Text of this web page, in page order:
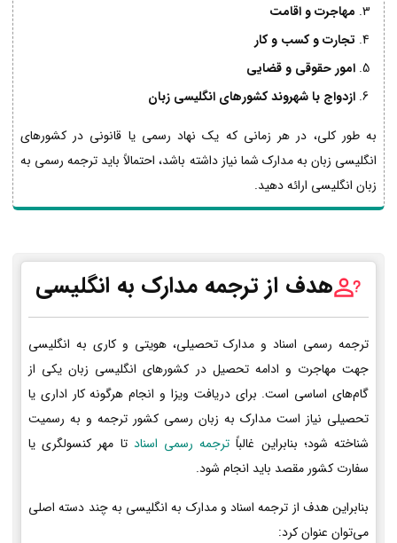
مهاجرت و اقامت
تجارت و کسب و کار
امور حقوقی و قضایی
ازدواج با شهروند کشورهای انگلیسی زبان
به طور کلی، در هر زمانی که یک نهاد رسمی یا قانونی در کشورهای
انگلیسی زبان به مدارک شما نیاز داشته باشد، احتمالاً باید ترجمه رسمی به
زبان انگلیسی ارائه دهید.
هدف از ترجمه مدارک به انگلیسی
ترجمه رسمی اسناد و مدارک تحصیلی، هویتی و کاری به انگلیسی
جهت مهاجرت و ادامه تحصیل در کشورهای انگلیسی زبان یکی از
گام‌های اساسی است. برای دریافت ویزا و انجام هرگونه کار اداری یا
تحصیلی نیاز است مدارک به زبان رسمی کشور ترجمه و به رسمیت
شناخته شود؛ بنابراین غالباً ترجمه رسمی اسناد تا مهر کنسولگری یا
سفارت کشور مقصد باید انجام شود.
بنابراین هدف از ترجمه اسناد و مدارک به انگلیسی به چند دسته اصلی
می‌توان عنوان کرد: